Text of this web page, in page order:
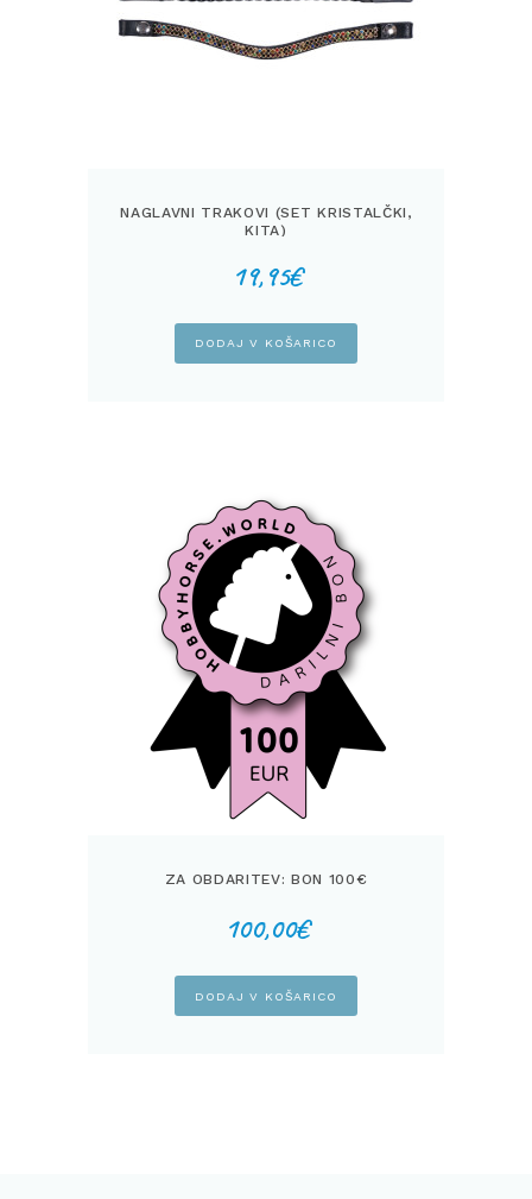
NAGLAVNI TRAKOVI (SET KRISTALČKI,
KITA)
19,95€
DODAJ V KOŠARICO
ZA OBDARITEV: BON 100€
100,00€
DODAJ V KOŠARICO